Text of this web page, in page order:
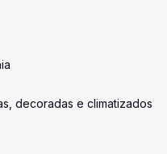
decoradas e climatizados